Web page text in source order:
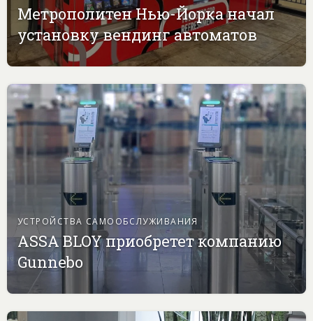
Метрополитен Нью-Йорка начал
установку вендинг автоматов
УСТРОЙСТВА САМООБСЛУЖИВАНИЯ
ASSA BLOY приобретет компанию
Gunnebo